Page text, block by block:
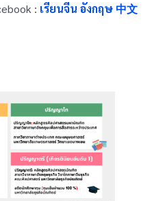
: เรียนจีน อังกฤษ 中文